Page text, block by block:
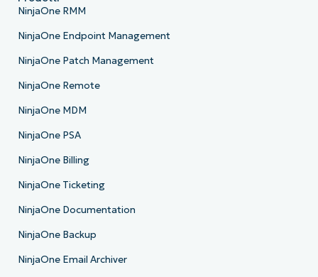
NinjaOne RMM
NinjaOne Endpoint Management
NinjaOne Patch Management
NinjaOne Remote
NinjaOne MDM
NinjaOne PSA
NinjaOne Billing
NinjaOne Ticketing
NinjaOne Documentation
NinjaOne Backup
NinjaOne Email Archiver